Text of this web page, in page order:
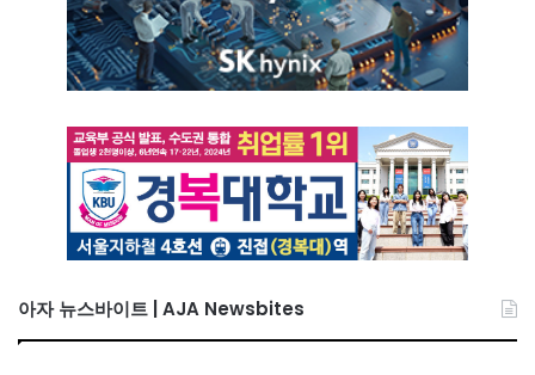
아자 뉴스바이트 | AJA Newsbites